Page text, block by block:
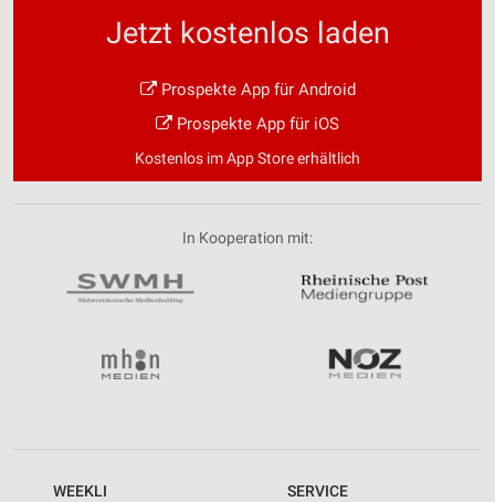
Jetzt kostenlos laden
Prospekte App für Android
Prospekte App für iOS
Kostenlos im App Store erhältlich
In Kooperation mit:
WEEKLI SERVICE